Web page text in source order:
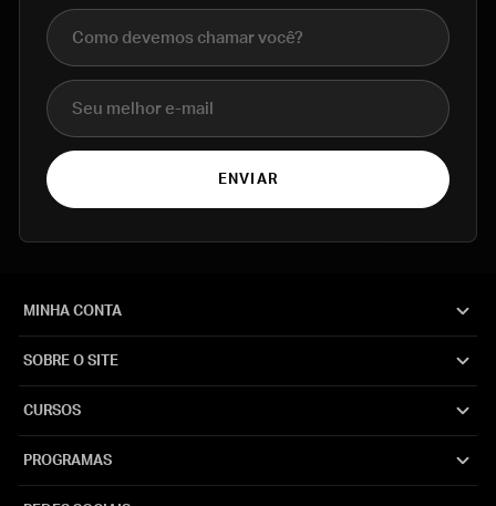
Nome completo
E-mail
ENVIAR
MINHA CONTA
SOBRE O SITE
CURSOS
PROGRAMAS